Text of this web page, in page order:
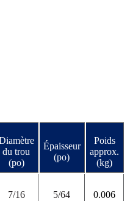
du trou
(po)
Épaisseur
(po)
Poids
approx.
(kg)
7/16 5/64 0.006